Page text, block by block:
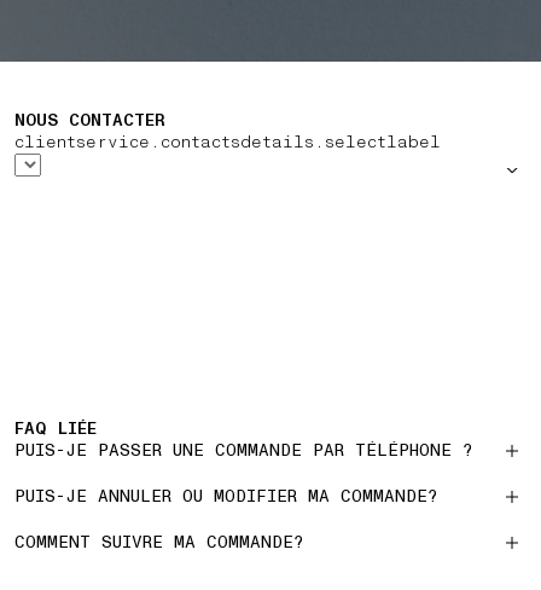
NOUS CONTACTER
clientservice.contactsdetails.selectlabel
FAQ LIÉE
PUIS-JE PASSER UNE COMMANDE PAR TÉLÉPHONE ?
PUIS-JE ANNULER OU MODIFIER MA COMMANDE?
COMMENT SUIVRE MA COMMANDE?